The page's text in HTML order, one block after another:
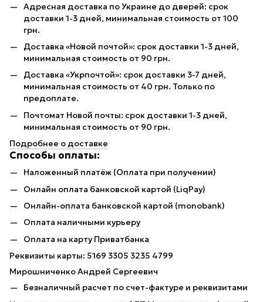
Адресная доставка по Украине до дверей: срок
доставки 1-3 дней, минимальная стоимость от 100
грн.
Доставка «Новой почтой»: срок доставки 1-3 дней,
минимальная стоимость от 90 грн.
Доставка «Укрпочтой»: срок доставки 3-7 дней,
минимальная стоимость от 40 грн. Только по
предоплате.
Почтомат Новой почты: срок доставки 1-3 дней,
минимальная стоимость от 90 грн.
Подробнее о доставке
Способы оплаты:
Наложенный платёж (Оплата при получении)
Онлайн оплата банковской картой (LiqPay)
Онлайн-оплата банковской картой (monobank)
Оплата наличными курьеру
Оплата на карту Приватбанка
Реквизиты карты: 5169 3305 3235 4799
Мирошниченко Андрей Сергеевич
Безналичный расчет по счет-фактуре и реквизитами